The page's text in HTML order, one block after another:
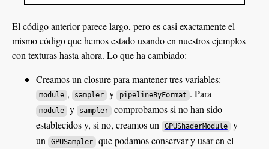
El código anterior parece largo, pero es casi exactamente el
mismo código que hemos estado usando en nuestros ejemplos
con texturas hasta ahora. Lo que ha cambiado:
Creamos un closure para mantener tres variables:
module , sampler y pipelineByFormat . Para
module y sampler
comprobamos si no han sido
establecidos y, si no, creamos un
GPUShaderModule y
un
GPUSampler que podamos conservar y usar en el